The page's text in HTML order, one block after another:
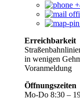
Erreichbarkeit
in wenigen
Voranmeldung
Öffnungszeiten
Mo-Do 8:30 –